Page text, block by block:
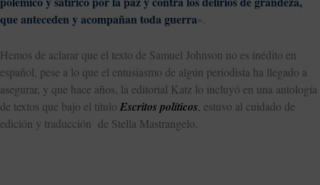
que anteceden y acompañan toda guerra».
Hemos de aclarar que el texto de Samuel Johnson no es inédito en
español, pese a lo que el entusiasmo de algún periodista ha llegado a
asegurar, y que hace años, la editorial Katz lo incluyó en una antología
de textos que bajo el título Escritos políticos , estuvo al cuidado de
edición y traducción de Stella Mastrangelo.